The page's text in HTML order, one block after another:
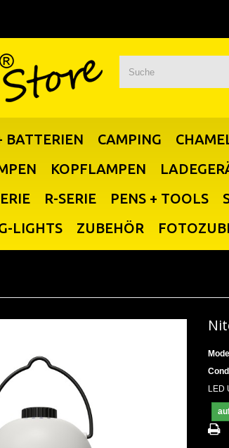
BATTERIEN CAMPING
KOPFLAMPEN
R-SERIE PENS + TOOLS
LIGHTS ZUBEHÖR
Model
LED